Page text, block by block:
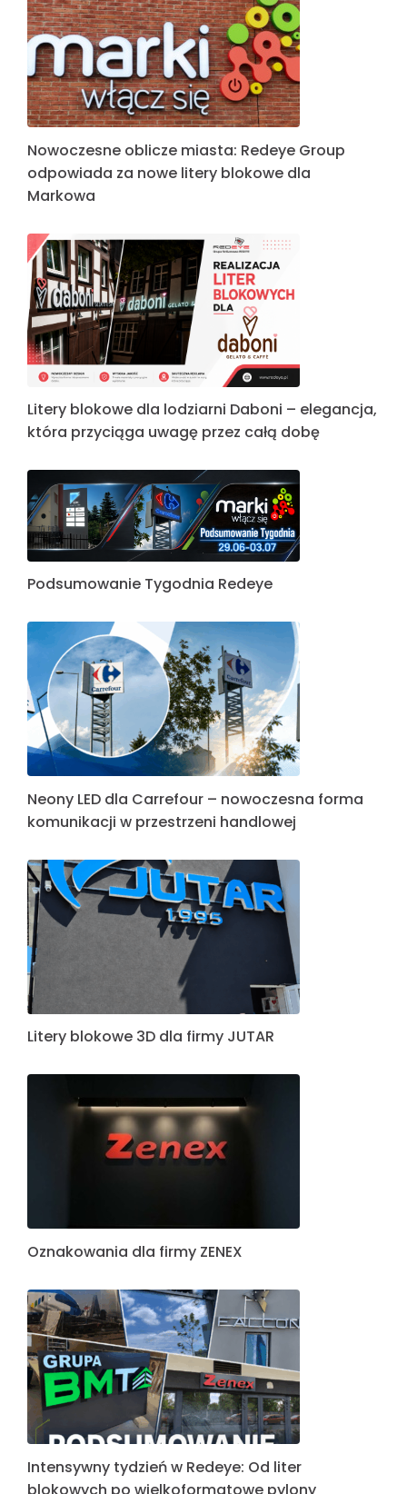
Nowoczesne oblicze miasta: Redeye Group
odpowiada za nowe litery blokowe dla
Markowa
Litery blokowe dla lodziarni Daboni – elegancja,
która przyciąga uwagę przez całą dobę
Podsumowanie Tygodnia Redeye
Neony LED dla Carrefour – nowoczesna forma
komunikacji w przestrzeni handlowej
Litery blokowe 3D dla firmy JUTAR
Oznakowania dla firmy ZENEX
Intensywny tydzień w Redeye: Od liter
blokowych po wielkoformatowe pylony